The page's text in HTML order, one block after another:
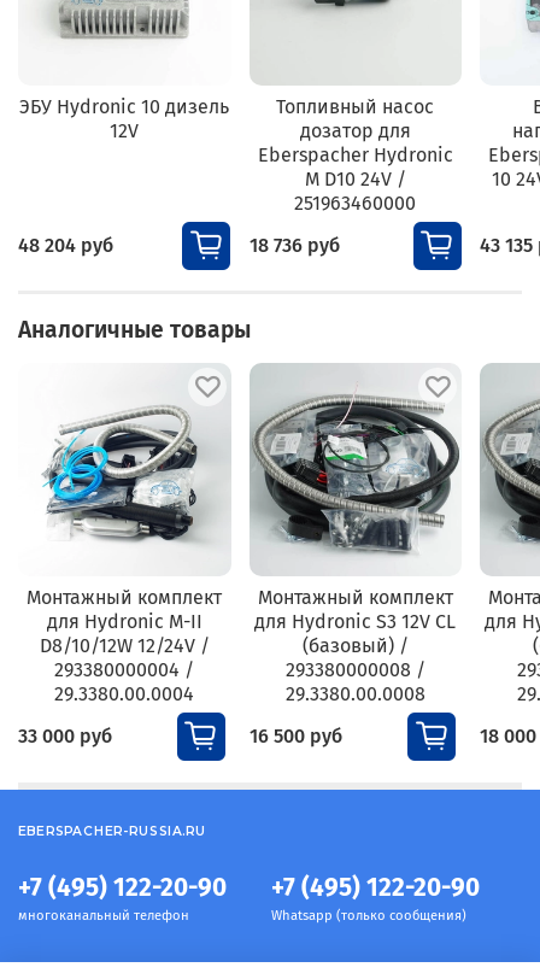
ЭБУ Hydronic 10 дизель
12V
48 204 руб
Топливный насос
дозатор для
Eberspacher Hydronic
M D10 24V /
251963460000
18 736 руб
10
43 135
Аналогичные товары
Монтажный комплект
для Hydronic M-II
D8/10/12W 12/24V /
293380000004 /
29.3380.00.0004
33 000 руб
Монтажный комплект
для Hydronic S3 12V CL
(базовый) /
293380000008 /
29.3380.00.0008
16 500 руб
для
18
+7 (495) 122-20-90
многоканальный телефон
+7 (495) 122-20-90
Whatsapp (только сообщения)
EBERSPACHER-RUSSIA.RU